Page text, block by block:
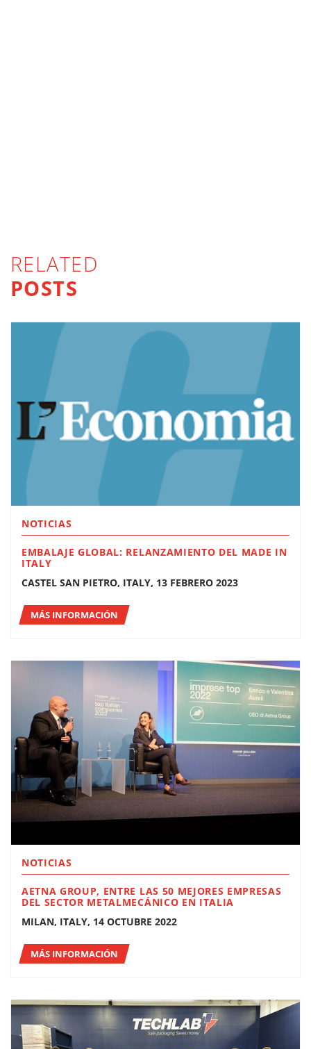
RELATED
POSTS
NOTICIAS
EMBALAJE GLOBAL: RELANZAMIENTO DEL MADE IN
ITALY
CASTEL SAN PIETRO, ITALY, 13 FEBRERO 2023
MÁS INFORMACIÓN
NOTICIAS
AETNA GROUP, ENTRE LAS 50 MEJORES EMPRESAS
DEL SECTOR METALMECÁNICO EN ITALIA
MILAN, ITALY, 14 OCTUBRE 2022
MÁS INFORMACIÓN